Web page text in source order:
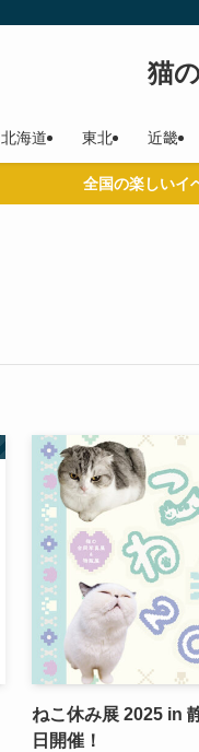
猫
北海道 東北 近畿
全国の楽しいイ
ねこ休み展 2025 in
日開催！